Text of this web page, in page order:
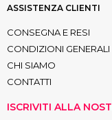
ASSISTENZA CLIENTI
CONSEGNA E RESI
CONDIZIONI GENERALI
CHI SIAMO
CONTATTI
ISCRIVITI ALLA